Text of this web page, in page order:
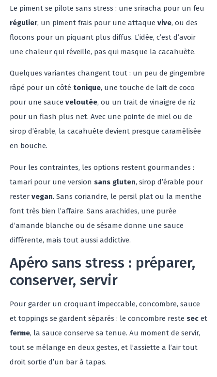
Le piment se pilote sans stress : une sriracha pour un feu
régulier, un piment frais pour une attaque vive, ou des
flocons pour un piquant plus diffus. L’idée, c’est d’avoir
une chaleur qui réveille, pas qui masque la cacahuète.
Quelques variantes changent tout : un peu de gingembre
râpé pour un côté tonique, une touche de lait de coco
pour une sauce veloutée, ou un trait de vinaigre de riz
pour un flash plus net. Avec une pointe de miel ou de
sirop d’érable, la cacahuète devient presque caramélisée
en bouche.
Pour les contraintes, les options restent gourmandes :
tamari pour une version sans gluten, sirop d’érable pour
rester vegan. Sans coriandre, le persil plat ou la menthe
font très bien l’affaire. Sans arachides, une purée
d’amande blanche ou de sésame donne une sauce
différente, mais tout aussi addictive.
Apéro sans stress : préparer,
conserver, servir
Pour garder un croquant impeccable, concombre, sauce
et toppings se gardent séparés : le concombre reste sec et
ferme, la sauce conserve sa tenue. Au moment de servir,
tout se mélange en deux gestes, et l’assiette a l’air tout
droit sortie d’un bar à tapas.